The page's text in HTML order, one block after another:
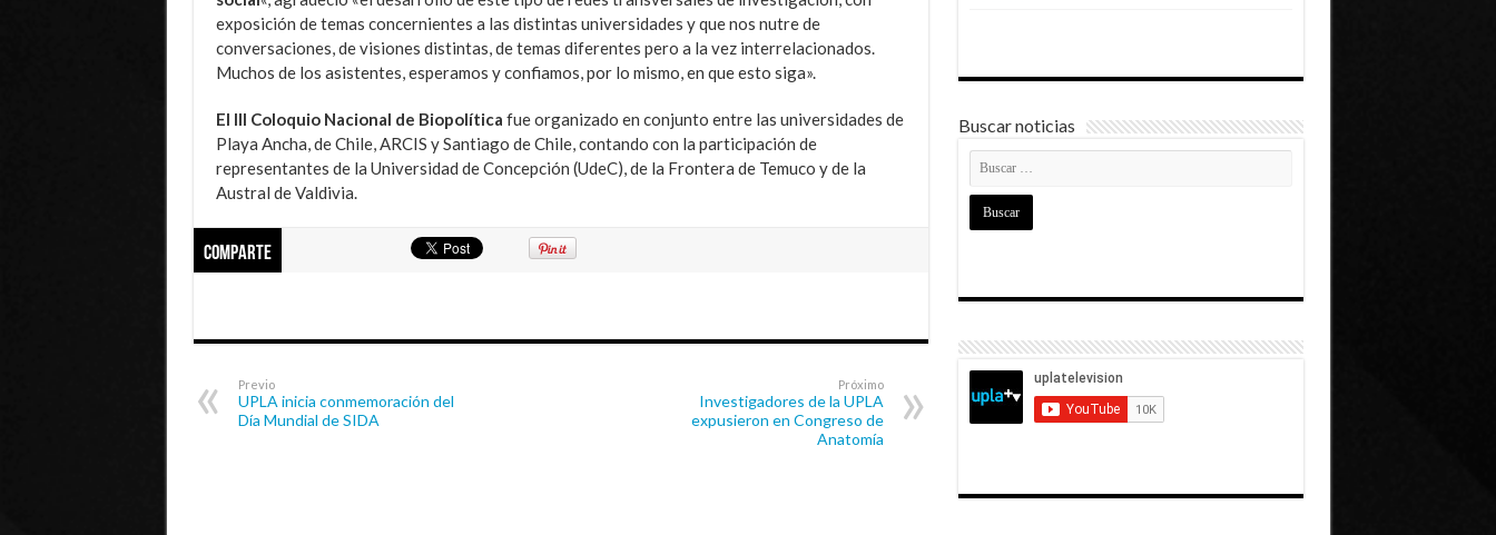
exposición de temas concernientes a las distintas universidades y que nos nutre de
conversaciones, de visiones distintas, de temas diferentes pero a la vez interrelacionados.
Muchos de los asistentes, esperamos y confiamos, por lo mismo, en que esto siga».
El III Coloquio Nacional de Biopolítica fue organizado en conjunto entre las universidades de
Playa Ancha, de Chile, ARCIS y Santiago de Chile, contando con la participación de
representantes de la Universidad de Concepción (UdeC), de la Frontera de Temuco y de la
Austral de Valdivia.
Comparte
Previo
UPLA inicia conmemoración del
Día Mundial de SIDA
Próximo
Investigadores de la UPLA
expusieron en Congreso de
Anatomía
Buscar noticias